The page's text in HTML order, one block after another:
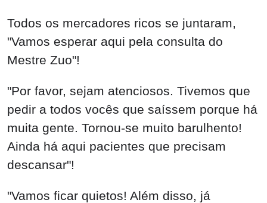
Todos os mercadores ricos se juntaram,
"Vamos esperar aqui pela consulta do
Mestre Zuo"!
"Por favor, sejam atenciosos. Tivemos que
pedir a todos vocês que saíssem porque há
muita gente. Tornou-se muito barulhento!
Ainda há aqui pacientes que precisam
descansar"!
"Vamos ficar quietos! Além disso, já